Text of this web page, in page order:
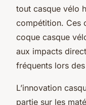
tout casque vélo
compétition. Ces
coque casque
aux impacts
fréquents lors
L’innovation
partie sur les